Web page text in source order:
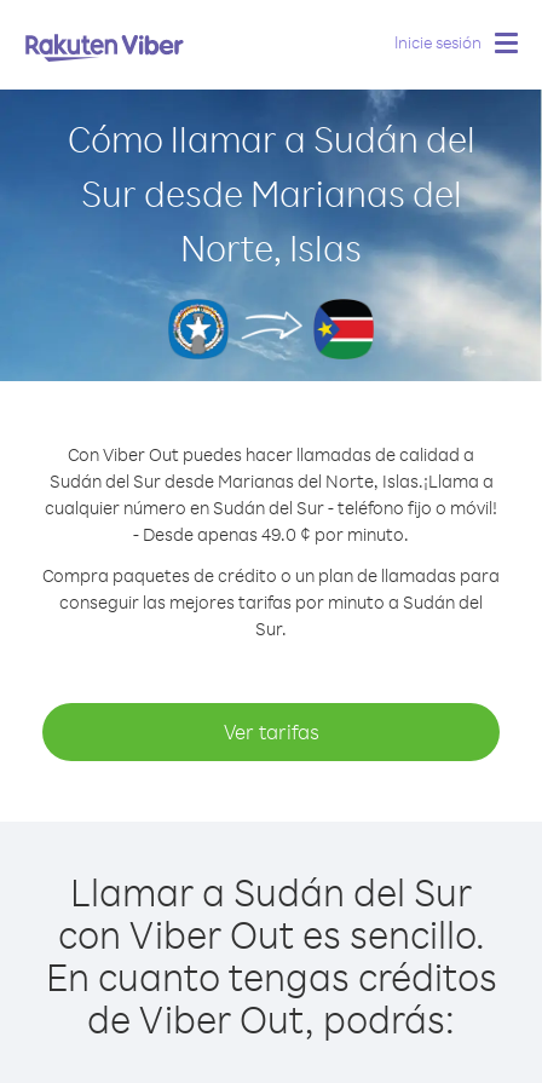
Inicie sesión
Cómo llamar a Sudán del
Sur desde Marianas del
Norte, Islas
Con Viber Out puedes hacer llamadas de calidad a
Sudán del Sur desde Marianas del Norte, Islas.¡Llama a
cualquier número en Sudán del Sur - teléfono fijo o móvil!
- Desde apenas 49.0 ¢ por minuto.
Compra paquetes de crédito o un plan de llamadas para
conseguir las mejores tarifas por minuto a Sudán del
Sur.
Ver tarifas
Llamar a Sudán del Sur
con Viber Out es sencillo.
En cuanto tengas créditos
de Viber Out, podrás: